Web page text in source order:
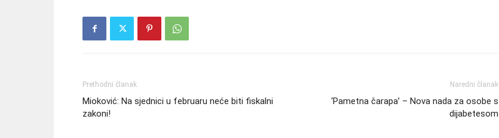
Prethodni članak
Mioković: Na sjednici u februaru neće biti fiskalni
zakoni!
Naredni članak
‘Pametna čarapa’ – Nova nada za osobe s
dijabetesom